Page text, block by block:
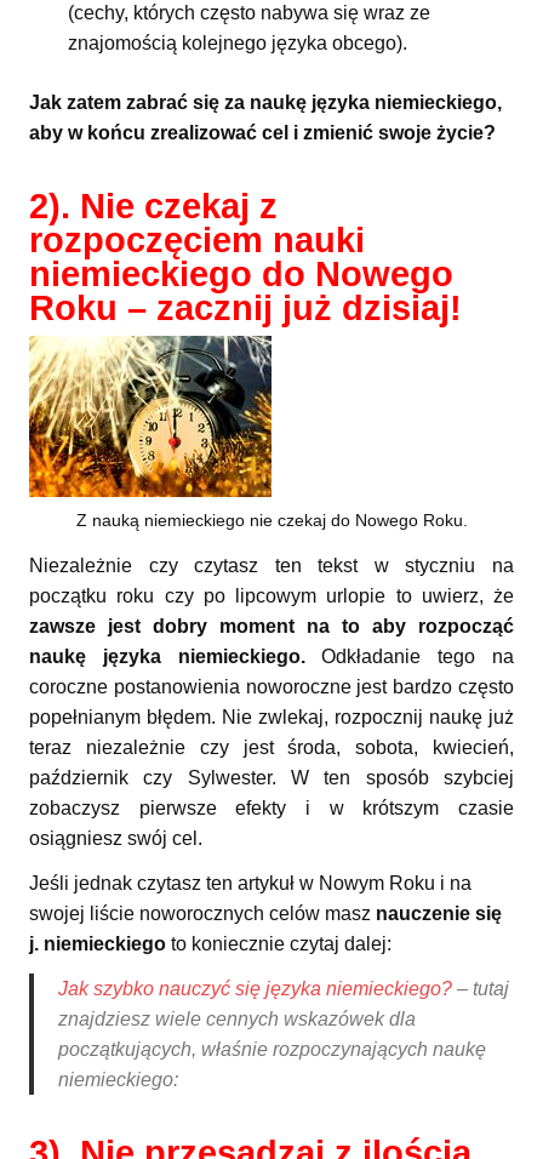
(cechy, których często nabywa się wraz ze
znajomością kolejnego języka obcego).
Jak zatem zabrać się za naukę języka niemieckiego,
aby w końcu zrealizować cel i zmienić swoje życie?
2). Nie czekaj z
rozpoczęciem nauki
niemieckiego do Nowego
Roku – zacznij już dzisiaj!
Z nauką niemieckiego nie czekaj do Nowego Roku.
Niezależnie czy czytasz ten tekst w styczniu na
początku roku czy po lipcowym urlopie to uwierz, że
zawsze jest dobry moment na to aby rozpocząć
naukę języka niemieckiego.Odkładanie tego na
coroczne postanowienia noworoczne jest bardzo często
popełnianym błędem. Nie zwlekaj, rozpocznij naukę już
teraz niezależnie czy jest środa, sobota, kwiecień,
październik czy Sylwester. W ten sposób szybciej
zobaczysz pierwsze efekty i w krótszym czasie
osiągniesz swój cel.
Jeśli jednak czytasz ten artykuł w Nowym Roku i na
swojej liście noworocznych celów masz nauczenie się
j. niemieckiego to koniecznie czytaj dalej:
Jak szybko nauczyć się języka niemieckiego? – tutaj
znajdziesz wiele cennych wskazówek dla
początkujących, właśnie rozpoczynających naukę
niemieckiego: